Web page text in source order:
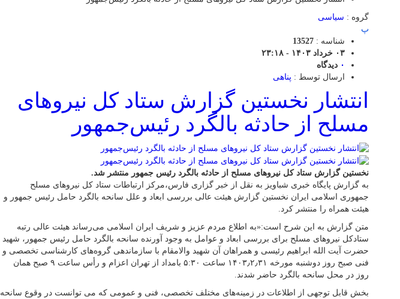
گروه : سیاسی
پ
شناسه : 13527
۰۳ خرداد ۱۴۰۳ - ۲۳:۱۸
۰ دیدگاه
ارسال توسط : پناهی
انتشار نخستین گزارش ستاد کل نیروهای
مسلح از حادثه بالگرد رئیس‌جمهور
نخستین گزارش ستاد کل نیروهای مسلح از حادثه بالگرد رئیس جمهور منتشر شد.
به گزارش پایگاه خبری شباویز به نقل از خبر گزاری فارس،مرکز ارتباطات ستاد کل نیرو‌های مسلح
جمهوری اسلامی ایران نخستین گزارش هیئت عالی بررسی ابعاد و علل سانحه بالگرد حامل رئیس جمهور و
هیئت همراه را منتشر کرد.
متن گزارش به این شرح است:«به اطلاع مردم عزیز و شریف ایران اسلامی می‌رساند هیئت عالی رتبه
ستادکل نیرو‌های مسلح برای بررسی ابعاد و عوامل به وجود آورنده سانحه بالگرد حامل رئیس جمهور، شهید
حضرت آیت الله ابراهیم رئیسی و همراهان آن شهید والامقام با سازماندهی گروه‌های کارشناسی تخصصی و
فنی صبح روز دوشنبه مورخه ۱۴۰۳٫۲٫۳۱ ساعت ۵:۳۰ بامداد از تهران اعزام و رأس ساعت ۹ صبح همان
روز در محل سانحه بالگرد حاضر شدند.
بخش قابل توجهی از اطلاعات در زمینه‌های مختلف تخصصی، فنی و عمومی که می توانست در وقوع سانحه